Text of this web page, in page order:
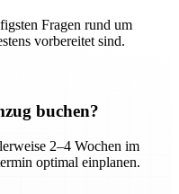
Fragen rund um
vorbereitet sind.
buchen?
2–4 Wochen im
optimal einplanen.